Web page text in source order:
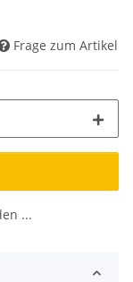
Frage zum Artikel
...